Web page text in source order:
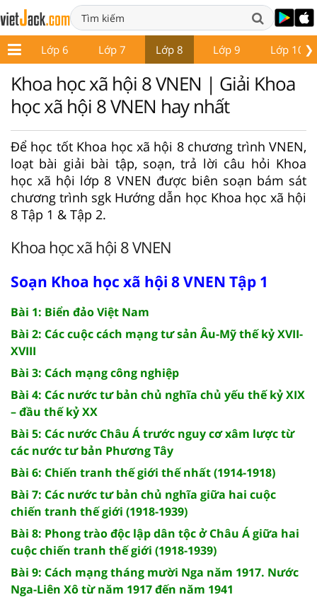
❯
5 Lớp 6 Lớp 7 Lớp 8 Lớp 9 Lớp 10
Khoa học xã hội 8 VNEN | Giải Khoa
học xã hội 8 VNEN hay nhất
Để học tốt Khoa học xã hội 8 chương trình VNEN,
loạt bài giải bài tập, soạn, trả lời câu hỏi Khoa
học xã hội lớp 8 VNEN được biên soạn bám sát
chương trình sgk Hướng dẫn học Khoa học xã hội
8 Tập 1 & Tập 2.
Khoa học xã hội 8 VNEN
Soạn Khoa học xã hội 8 VNEN Tập 1
Bài 1: Biển đảo Việt Nam
Bài 2: Các cuộc cách mạng tư sản Âu-Mỹ thế kỷ XVII-
XVIII
Bài 3: Cách mạng công nghiệp
Bài 4: Các nước tư bản chủ nghĩa chủ yếu thế kỷ XIX
– đầu thế kỷ XX
Bài 5: Các nước Châu Á trước nguy cơ xâm lược từ
các nước tư bản Phương Tây
Bài 6: Chiến tranh thế giới thế nhất (1914-1918)
Bài 7: Các nước tư bản chủ nghĩa giữa hai cuộc
chiến tranh thế giới (1918-1939)
Bài 8: Phong trào độc lập dân tộc ở Châu Á giữa hai
cuộc chiến tranh thế giới (1918-1939)
Bài 9: Cách mạng tháng mười Nga năm 1917. Nước
Nga-Liên Xô từ năm 1917 đến năm 1941